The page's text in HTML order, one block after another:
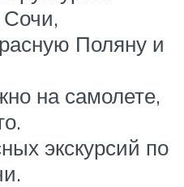
Сочи,
Поляну и
на самолете,
экскурсий по